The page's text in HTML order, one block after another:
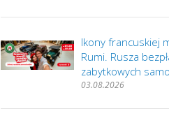
Ikony francuskiej
Rumi. Rusza
zabytkowych
03.08.2026